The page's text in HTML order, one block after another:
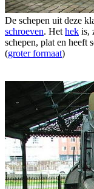
De schepen uit deze
schroeven. Het hek is,
schepen, plat en heeft
(groter formaat)